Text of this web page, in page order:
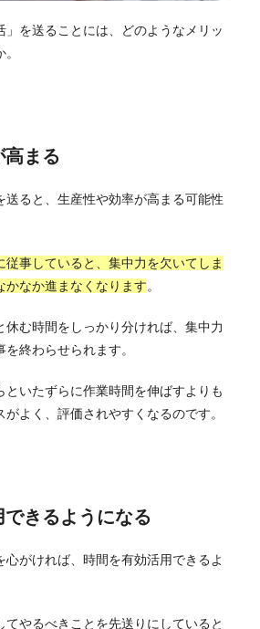
」を送ることには、どのようなメリッ
高まる
送ると、生産性や効率が高まる可能性
従事していると、集中力を欠いてしま
かなか進まなくなります。
休む時間をしっかり分ければ、集中力
終わらせられます。
といたずらに作業時間を伸ばすよりも
よく、評価されやすくなるのです。
できるようになる
心がければ、時間を有効活用できるよ
てやるべきことを先送りにしていると